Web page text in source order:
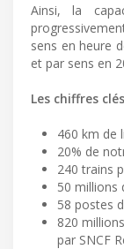
Ainsi, la
sens en heure
et par sens en
Les chiffres
460 km de
20% de
240 trains
50 millions
58 postes
820
par SNCF